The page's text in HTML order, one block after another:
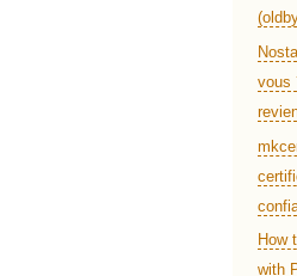
vous
How
with